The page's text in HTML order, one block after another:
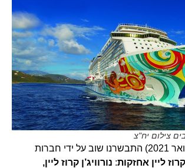
צילום יח"צ
היום (ג’, ה-19 בינואר 2021) התבשרנו שוב על ידי חברות
קרוז ליין אחזקות: נורוויג’ן קרוז ליין,